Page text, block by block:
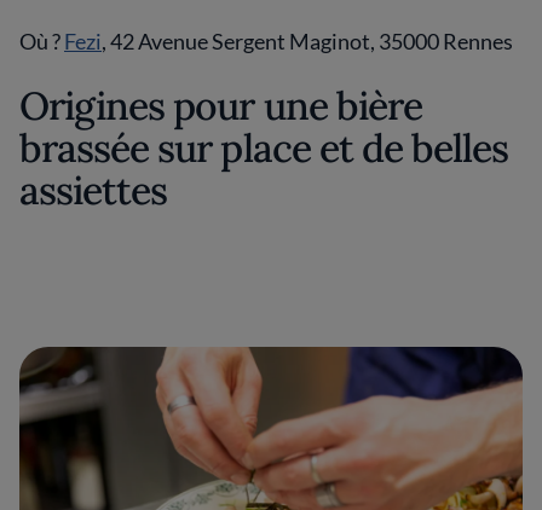
Où ?Fezi, 42 Avenue Sergent Maginot, 35000 Rennes
Origines pour une bière
brassée sur place et de belles
assiettes